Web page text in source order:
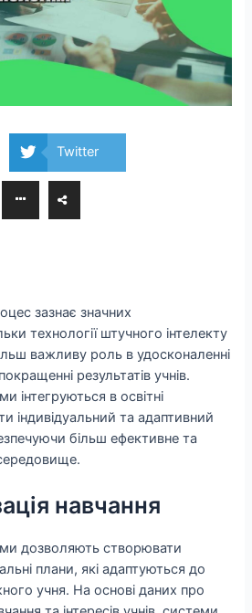
Twitter
зазнає значних
технології штучного інтелекту
важливу роль в удосконаленні
результатів учнів.
інтегруються в освітні
індивідуальний та адаптивний
більш ефективне та
навчання
дозволяють створювати
плани, які адаптуються до
учня. На основі даних про